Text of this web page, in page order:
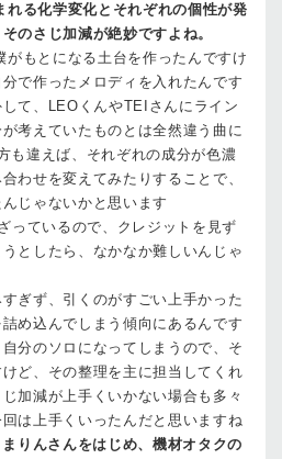
れる化学変化とそれぞれの個性が発
のさじ加減が絶妙ですよね。
がもとになる土台を作ったんですけ
で作ったメロディを入れたんです
て、LEOくんやTEIさんにライン
考えていたものとは全然違う曲に
も違えば、それぞれの成分が色濃
わせを変えてみたりすることで、
じゃないかと思います
っているので、クレジットを見ず
としたら、なかなか難しいんじゃ
ぎず、引くのがすごい上手かった
め込んでしまう傾向にあるんです
分のソロになってしまうので、そ
ど、その整理を主に担当してくれ
加減が上手くいかない場合も多々
は上手くいったんだと思いますね
りんさんをはじめ、機材オタクの